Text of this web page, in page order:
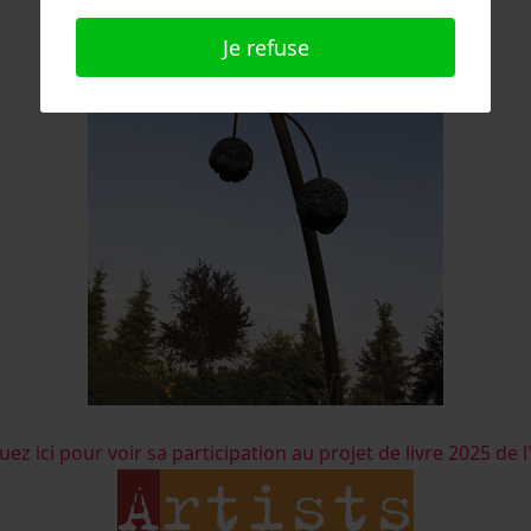
ici pour voir sa participation au projet de livre 2025 de
Je refuse